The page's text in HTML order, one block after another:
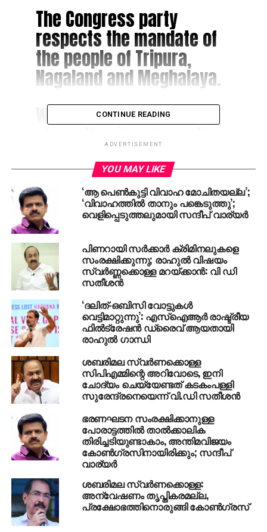
The Congress party
respects the mandate of
the people of Tripura,
Nagaland and Meghalaya.
We are committed to
strengthening our party
across the North East and
to winning back the trust
of the people.
My sincere thanks to each
and every Congress
worker who toiled for the
party.
— Office of RG
(@OfficeOfRG)March 5,
2018
UP NEXT
‘വലിയ സാമ്പത്തിക ബാധ്യതയില്‍ നിന്ന്
ഉഴലുമ്പോഴും അന്യന്റെ പ്രയാസത്തില്‍
സഹായിക്കാന്‍ മനസ്സു കാണിച്ചവനാണ്
ശുഹൈബ്’; ശുഹൈബിനെക്കുറിച്ചുള്ള
റിജില്‍മാക്കുറ്റിയുടെ ഫേസ്ബുക്ക് കുറിപ്പ്
DON'T MISS
അറേബ്യന്‍ ഒട്ടകയോട്ട ഫെസ്റ്റിവലിന്
CONTINUE READING
ADVERTISEMENT
YOU MAY LIKE
‘ആ പെണ്‍കുട്ടി വിവാഹ മോചിതയല്ല’;
‘വിവാഹത്തില്‍ താനും പങ്കെടുത്തു’;
വെളിപ്പെടുത്തലുമായി സന്ദീപ് വാര്യര്‍
പിണറായി സര്‍ക്കാര്‍ ക്രിമിനലുകളെ
സംരക്ഷിക്കുന്നു; രാഹുല്‍ വിഷയം
സ്വര്‍ണ്ണക്കൊള്ള മറയ്ക്കാന്‍: വി ഡി
സതീശന്‍
‘ദലിത്-ഒബിസി വോട്ടുകള്‍
വെട്ടിമാറ്റുന്നു’: എസ്‌ഐആര്‍ രാഷ്ട്രീയ
ഫില്‍ട്രേഷന്‍ ഡ്രൈവ് ആയതായി
രാഹുല്‍ ഗാന്ധി
ശബരിമല സ്വര്‍ണക്കൊള്ള
സിപിഎമ്മിന്റെ അറിവോടെ, ഇനി
ചോദ്യം ചെയ്യേണ്ടത് കടകംപള്ളി
സുരേന്ദ്രനെയെന്ന് വി.ഡി സതീശന്‍
ഭരണഘടന സംരക്ഷിക്കാനുള്ള
പോരാട്ടത്തില്‍ താല്‍ക്കാലിക
തിരിച്ചടിയുണ്ടാകാം, അന്തിമവിജയം
കോണ്‍ഗ്രസിനായിരിക്കും; സന്ദീപ്
വാര്യര്‍
ശബരിമല സ്വര്‍ണക്കൊള്ള:
അന്വേഷണം തൃപ്തികരമല്ല,
പ്രക്ഷോഭത്തിനൊരുങ്ങി കോണ്‍ഗ്രസ്